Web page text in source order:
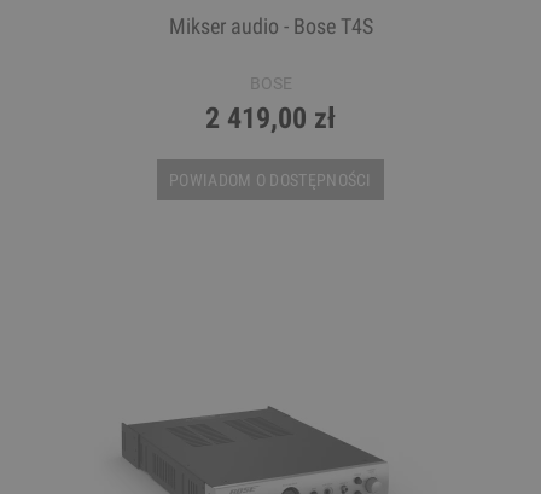
Mikser audio - Bose T4S
BOSE
2 419,00 zł
POWIADOM O DOSTĘPNOŚCI